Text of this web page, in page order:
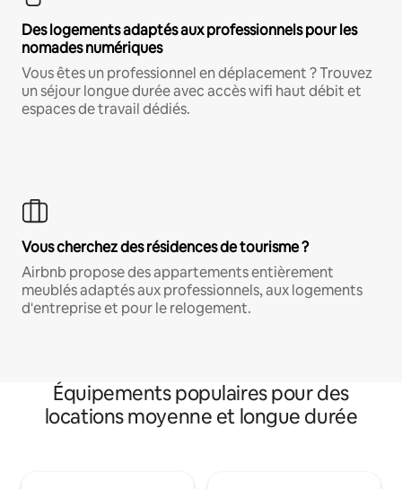
Des logements adaptés aux professionnels pour les
nomades numériques
Vous êtes un professionnel en déplacement ? Trouvez
un séjour longue durée avec accès wifi haut débit et
espaces de travail dédiés.
Vous cherchez des résidences de tourisme ?
Airbnb propose des appartements entièrement
meublés adaptés aux professionnels, aux logements
d'entreprise et pour le relogement.
Équipements populaires pour des
locations moyenne et longue durée